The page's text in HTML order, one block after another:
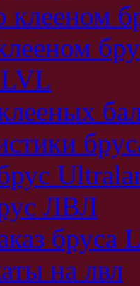
клееном
ЛВЛ
бруса
на лвл